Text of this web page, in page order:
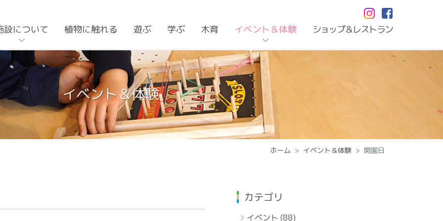
設について 植物に触れる 遊ぶ 学ぶ 木育 イベント＆体験 ショップ＆レストラン
イベント＆体験
ホーム イベント＆体験 開園日
カテゴリ
イベント(88)